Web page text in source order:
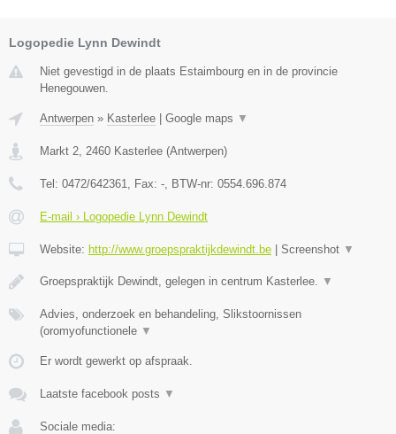
Logopedie Lynn Dewindt
Niet gevestigd in de plaats Estaimbourg en in de provincie
Henegouwen.
Antwerpen » Kasterlee | Google maps ▼
Markt 2 2460 Kasterlee (Antwerpen)
Tel: 0472/642361 , Fax: - , BTW-nr: 0554.696.874
E-mail › Logopedie Lynn Dewindt
Website: http://www.groepspraktijkdewindt.be | Screenshot ▼
Groepspraktijk Dewindt, gelegen in centrum Kasterlee. ▼
Advies, onderzoek en behandeling, Slikstoornissen
(oromyofunctionele ▼
Er wordt gewerkt op afspraak.
Laatste facebook posts ▼
Sociale media: